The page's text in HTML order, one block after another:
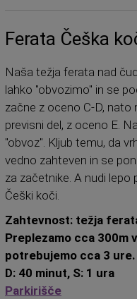
Ferata Češka
Naša težja ferata nad
lahko "obvozimo" in se
začne z oceno C-D, nato
previsni del, z oceno E.
"obvoz". Kljub temu, da
vedno zahteven in se
za začetnike. A nudi lepo
Češki koči.
Zahtevnost: težja
Preplezamo cca 300m
potrebujemo cca 3 ure.
D: 40 minut, S: 1 ura
Parkirišče